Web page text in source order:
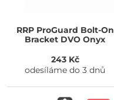
RRPProGuard Bolt-On
Bracket DVO Onyx
243 Kč
odesíláme do 3 dnů